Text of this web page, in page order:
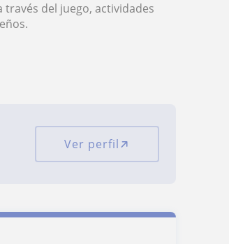
través del juego, actividades
Ver perfil